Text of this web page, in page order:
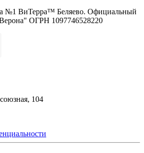
№1 ВиТерра™ Беляево. Официальный
ОГРН 1097746528220
104